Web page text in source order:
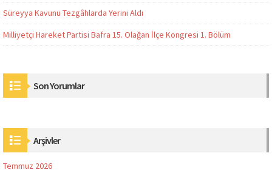
Süreyya Kavunu Tezgâhlarda Yerini Aldı
Milliyetçi Hareket Partisi Bafra 15. Olağan İlçe Kongresi 1. Bölüm
Son Yorumlar
Arşivler
Temmuz 2026